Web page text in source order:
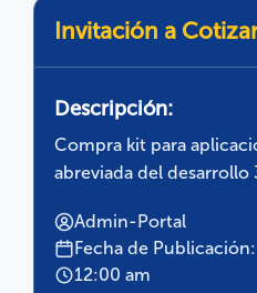
Invitación a
Descripción:
Compra kit para
abreviada del desarrollo
Admin-Portal
Fecha de
12:00 am